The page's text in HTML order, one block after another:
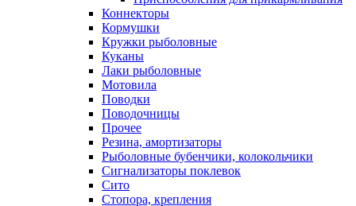
Коннекторы
Кормушки
Кружки рыболовные
Куканы
Лаки рыболовные
Мотовила
Поводки
Поводочницы
Прочее
Резина, амортизаторы
Рыболовные бубенчики, колокольчики
Сигнализаторы поклевок
Сито
Стопора, крепления